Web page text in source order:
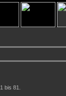
bis 81.